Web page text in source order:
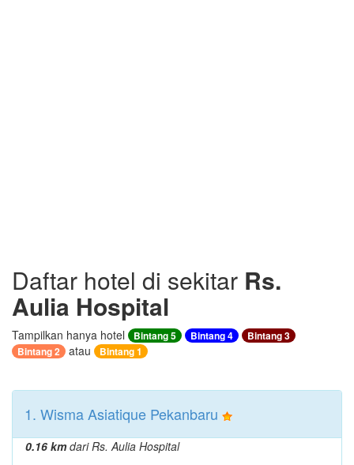
Daftar hotel di sekitar Rs.
Aulia Hospital
Tampilkan hanya hotel Bintang 5 Bintang 4
Bintang 3
Bintang 2
atau Bintang 1
1. Wisma Asiatique Pekanbaru
0.16 kmdari Rs. Aulia Hospital